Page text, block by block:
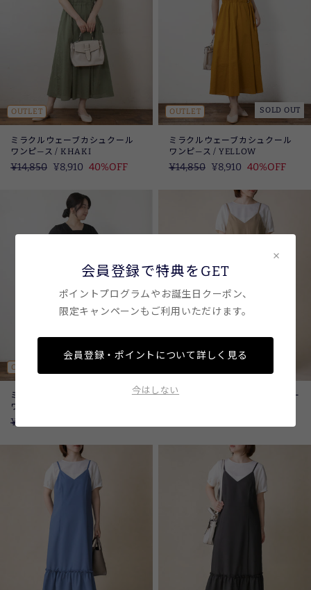
OUTLET
ミラクルウェーブカシュクール
ワンピ―ス / KHAKI
定
¥14,850 SALE
¥8,910 40%OFF
OUTLET SOLD OUT
ミラクルウェーブカシュクール
ワンピ―ス / YELLOW
定
¥14,850 SALE
¥8,910 40%OFF
OUTLET
ミラクルウェーブカシュクール
ワンピ―ス / BLACK
定
¥14,850
フリルティアードキャミワンピー
×
会員登録で特典をGET
ポイントプログラムやお誕生日クーポン、
限定キャンペーンもご利用いただけます。
会員登録・ポイントについて詳しく見る
今はしない